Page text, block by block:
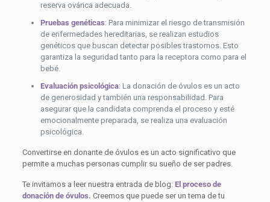
reserva ovárica adecuada.
Pruebas genéticas: Para minimizar el riesgo de transmisión
de enfermedades hereditarias, se realizan estudios
genéticos que buscan detectar posibles trastornos. Esto
garantiza la seguridad tanto para la receptora como para el
bebé.
Evaluación psicológica: La donación de óvulos es un acto
de generosidad y también una responsabilidad. Para
asegurar que la candidata comprenda el proceso y esté
emocionalmente preparada, se realiza una evaluación
psicológica.
Convertirse en donante de óvulos es un acto significativo que
permite a muchas personas cumplir su sueño de ser padres.
Te invitamos a leer nuestra entrada de blog: El proceso de
donación de óvulos. Creemos que puede ser un tema de tu